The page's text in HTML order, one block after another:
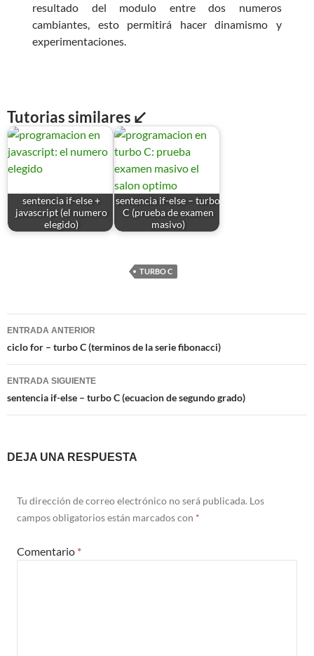
resultado del modulo entre dos numeros
cambiantes, esto permitirá hacer dinamismo y
experimentaciones.
Tutorias similares ↙
sentencia if-else +
javascript (el numero
elegido)
sentencia if-else – turbo
C (prueba de examen
masivo)
TURBO C
Navegación
de
entradas
ENTRADA ANTERIOR
ciclo for – turbo C (terminos de la serie fibonacci)
ENTRADA SIGUIENTE
sentencia if-else – turbo C (ecuacion de segundo grado)
DEJA UNA RESPUESTA
Tu dirección de correo electrónico no será publicada. Los
campos obligatorios están marcados con *
Comentario *